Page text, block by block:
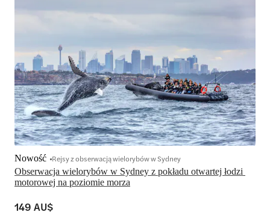
Obserwacja wielorybów w Sydney z pokładu otwartej łodzi
motorowej na poziomie morza
Nowość Rejsy z obserwacją wielorybów w Sydney
149 AU$